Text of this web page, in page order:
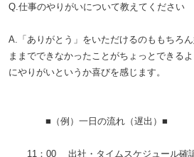
Q.仕事のやりがいについて教えてください
A.「ありがとう」をいただけるのももちろ
ままでできなかったことがちょっとできる
にやりがいというか喜びを感じます。
■（例）一日の流れ（遅出）■
11：00 出社・タイムスケジュール確